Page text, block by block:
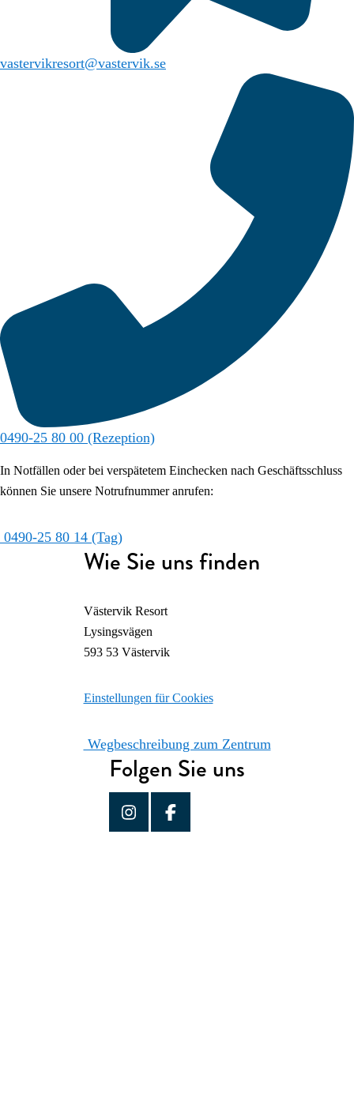
vastervikresort@vastervik.se
0490-25 80 00 (Rezeption)
In Notfällen oder bei verspätetem Einchecken nach Geschäftsschluss
können Sie unsere Notrufnummer anrufen:
0490-25 80 14 (Tag)
Wie Sie uns finden
Västervik Resort
Lysingsvägen
593 53 Västervik
Einstellungen für Cookies
Wegbeschreibung zum Zentrum
Folgen Sie uns